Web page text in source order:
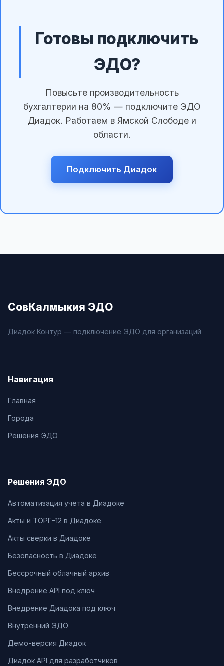
Готовы подключить
ЭДО?
Повысьте производительность
бухгалтерии на 80% — подключите ЭДО
Диадок. Работаем в Ямской Слободе и
области.
Подключить Диадок
СовКалмыкия ЭДО
Диадок Контур — подключение ЭДО для организаций
Навигация
Главная
Города
Решения ЭДО
Решения ЭДО
Автоматизация учета в Диадоке
Акты и ТОРГ-12 в Диадоке
Акты сверки в Диадоке
Безопасность в Диадоке
Бессрочный облачный архив
Внедрение API под ключ
Внедрение Диадока под ключ
Внутренний ЭДО
Демо-версия Диадок
Диадок API для разработчиков